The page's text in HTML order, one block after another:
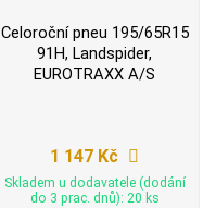
Celoroční pneu 195/65R15
91H, Landspider,
EUROTRAXX A/S
1 147 Kč
Skladem u dodavatele (dodání
do 3 prac. dnů): 20 ks